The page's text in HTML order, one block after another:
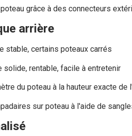
arrière
stable, certains poteaux carrés
solide, rentable, facile à entretenir
du poteau à la hauteur exacte de